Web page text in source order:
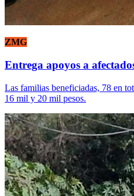
ZMG
Entrega apoyos a
Las familias beneficiadas, 78 en
16 mil y 20 mil pesos.